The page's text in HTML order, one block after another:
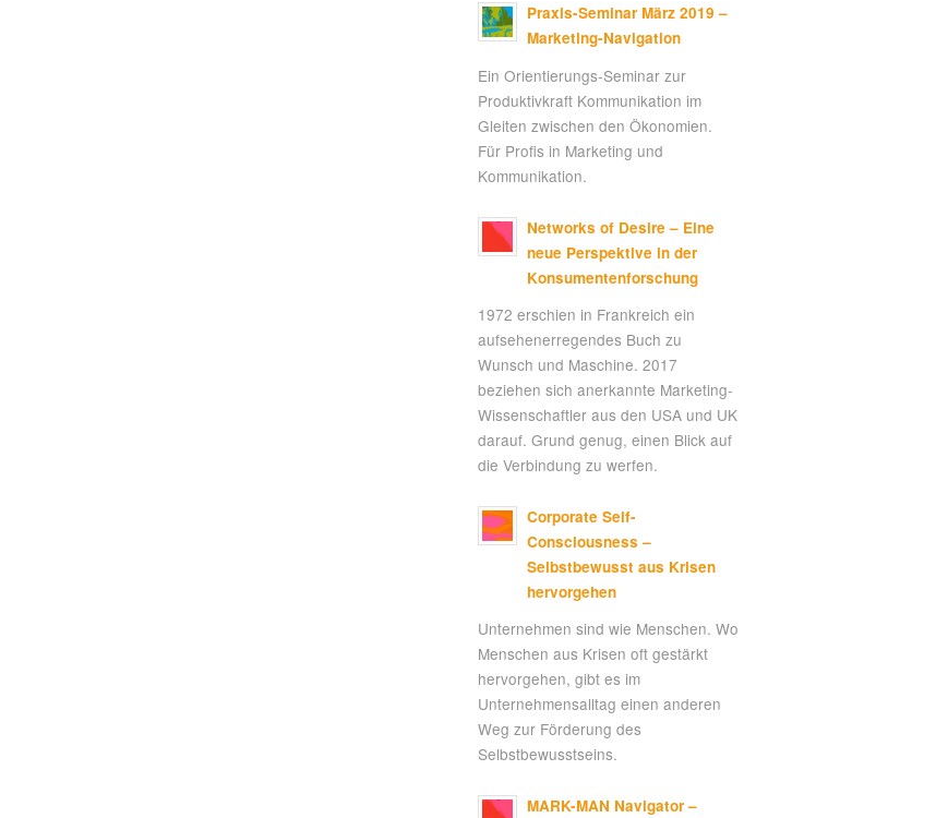
Praxis-Seminar März 2019 –
Marketing-Navigation
Ein Orientierungs-Seminar zur
Produktivkraft Kommunikation im
Gleiten zwischen den Ökonomien.
Für Profis in Marketing und
Kommunikation.
Networks of Desire – Eine
neue Perspektive in der
Konsumentenforschung
1972 erschien in Frankreich ein
aufsehenerregendes Buch zu
Wunsch und Maschine. 2017
beziehen sich anerkannte Marketing-
Wissenschaftler aus den USA und UK
darauf. Grund genug, einen Blick auf
die Verbindung zu werfen.
Corporate Self-
Consciousness –
Selbstbewusst aus Krisen
hervorgehen
Unternehmen sind wie Menschen. Wo
Menschen aus Krisen oft gestärkt
hervorgehen, gibt es im
Unternehmensalltag einen anderen
Weg zur Förderung des
Selbstbewusstseins.
MARK-MAN Navigator –